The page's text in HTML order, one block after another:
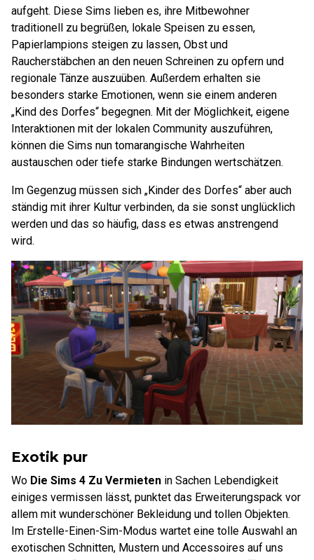
aufgeht. Diese Sims lieben es, ihre Mitbewohner
traditionell zu begrüßen, lokale Speisen zu essen,
Papierlampions steigen zu lassen, Obst und
Raucherstäbchen an den neuen Schreinen zu opfern und
regionale Tänze auszuüben. Außerdem erhalten sie
besonders starke Emotionen, wenn sie einem anderen
„Kind des Dorfes“ begegnen. Mit der Möglichkeit, eigene
Interaktionen mit der lokalen Community auszuführen,
können die Sims nun tomarangische Wahrheiten
austauschen oder tiefe starke Bindungen wertschätzen.
Im Gegenzug müssen sich „Kinder des Dorfes“ aber auch
ständig mit ihrer Kultur verbinden, da sie sonst unglücklich
werden und das so häufig, dass es etwas anstrengend
wird.
Exotik pur
Wo Die Sims 4 Zu Vermieten in Sachen Lebendigkeit
einiges vermissen lässt, punktet das Erweiterungspack vor
allem mit wunderschöner Bekleidung und tollen Objekten.
Im Erstelle-Einen-Sim-Modus wartet eine tolle Auswahl an
exotischen Schnitten, Mustern und Accessoires auf uns